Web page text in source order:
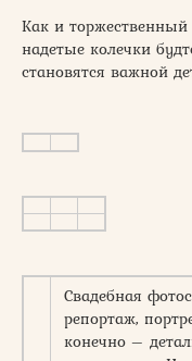
Как и
надетые колечки
становятся важной
Свадебная
репортаж,
конечно –